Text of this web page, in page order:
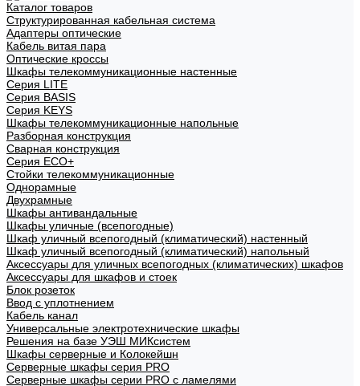
Каталог товаров
Структурированная кабельная система
Адаптеры оптические
Кабель витая пара
Оптические кроссы
Шкафы телекоммуникационные настенные
Cерия LITE
Cерия BASIS
Cерия KEYS
Шкафы телекоммуникационные напольные
Разборная конструкция
Сварная конструкция
Серия ECO+
Стойки телекоммуникационные
Однорамные
Двухрамные
Шкафы антивандальные
Шкафы уличные (всепогодные)
Шкаф уличный всепогодный (климатический) настенный
Шкаф уличный всепогодный (климатический) напольный
Аксессуары для уличных всепогодных (климатических) шкафов
Аксессуары для шкафов и стоек
Блок розеток
Ввод с уплотнением
Кабель канал
Универсальные электротехнические шкафы
Решения на базе УЭШ МИКсистем
Шкафы серверные и Колокейшн
Серверные шкафы серия PRO
Серверные шкафы серии PRO с ламелями